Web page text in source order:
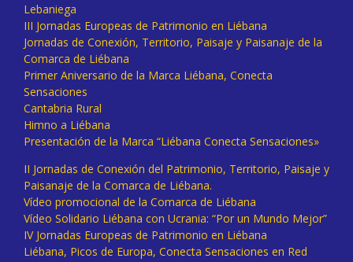
Lebaniega
III Jornadas Europeas de Patrimonio en Liébana
Jornadas de Conexión, Territorio, Paisaje y Paisanaje de la
Comarca de Liébana
Primer Aniversario de la Marca Liébana, Conecta
Sensaciones
Cantabria Rural
Himno a Liébana
Presentación de la Marca “Liébana Conecta Sensaciones»
II Jornadas de Conexión del Patrimonio, Territorio, Paisaje y
Paisanaje de la Comarca de Liébana.
Vídeo promocional de la Comarca de Liébana
Vídeo Solidario Liébana con Ucrania: “Por un Mundo Mejor”
IV Jornadas Europeas de Patrimonio en Liébana
Liébana, Picos de Europa, Conecta Sensaciones en Red